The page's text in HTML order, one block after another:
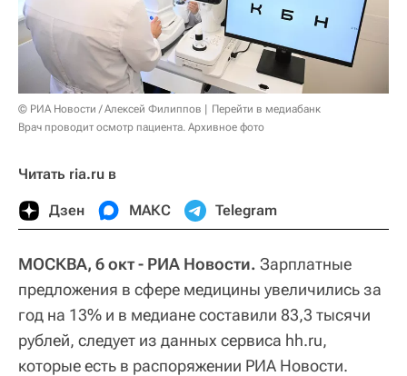
© РИА Новости / Алексей Филиппов
Перейти в медиабанк
Врач проводит осмотр пациента. Архивное фото
Читать ria.ru в
Дзен МАКС Telegram
МОСКВА, 6 окт - РИА Новости. Зарплатные
предложения в сфере медицины увеличились за
год на 13% и в медиане составили 83,3 тысячи
рублей, следует из данных сервиса hh.ru,
которые есть в распоряжении РИА Новости.